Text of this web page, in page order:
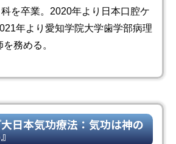
を卒業。2020年より日本口腔ケ
年より愛知学院大学歯学部病理
務める。
日本気功療法：気功は神の